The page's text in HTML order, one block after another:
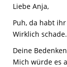
Liebe Anja,
Puh, da habt
Wirklich schade.
Deine
Mich würde es